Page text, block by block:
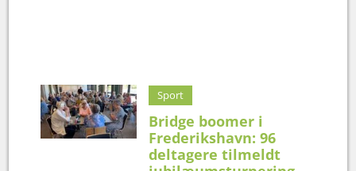
Sport
Bridge boomer i
Frederikshavn: 96
deltagere tilmeldt